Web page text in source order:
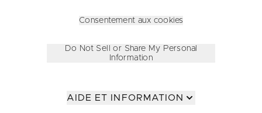
Consentement aux cookies
Do Not Sell or Share My Personal
Information
AIDE ET INFORMATION